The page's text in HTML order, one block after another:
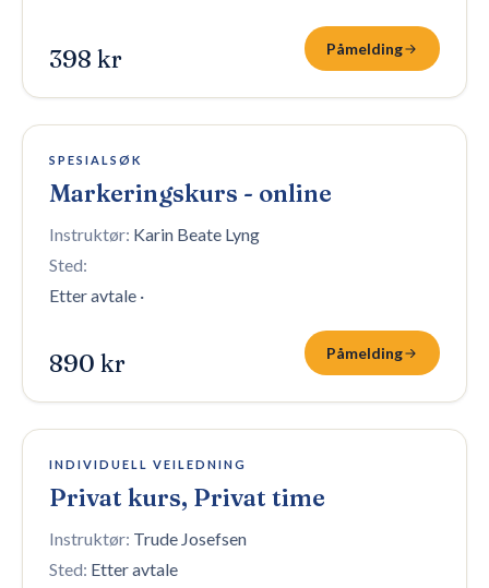
398 kr Påmelding
100 plasser igjen
SPESIALSØK
Markeringskurs - online
Instruktør: Karin Beate Lyng
Sted:
Etter avtale ·
890 kr Påmelding
4 plasser igjen
INDIVIDUELL VEILEDNING
Privat kurs, Privat time
Instruktør: Trude Josefsen
Sted: Etter avtale